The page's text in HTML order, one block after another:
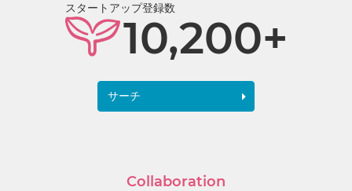
スタートアップ登録数
10,200+
サーチ
Collaboration